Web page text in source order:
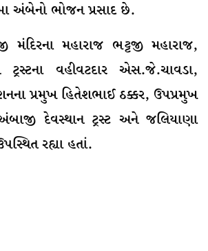
અંબેનો ભોજન પ્રસાદ છે.
મહારાજ ભટ્ટજી મહારાજ,
વહીવટદાર એસ.જે.ચાવડા,
પ્રમુખ હિતેશભાઈ ઠક્કર, ઉપપ્રમુખ
દેવસ્થાન ટ્રસ્ટ અને જલિયાણા
રહ્યા હતાં.